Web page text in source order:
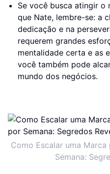
Se você busca atingir o
que Nate, lembre-se: a
dedicação e na
requerem grandes
mentalidade certa e as
você também pode
mundo dos negócios.
Como Escalar uma
Semana: